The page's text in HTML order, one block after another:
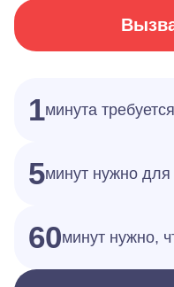
1минута
5минут нужно
60минут нужно,